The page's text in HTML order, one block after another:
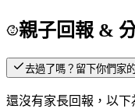
親子回報 &
去過了嗎？留下你們家
還沒有家長回報，以下